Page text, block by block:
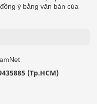
ý bằng văn bản của
(Tp.HCM)